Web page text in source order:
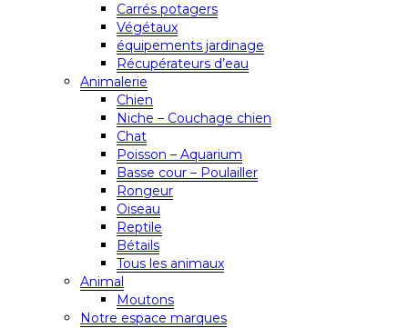
Carrés potagers
Végétaux
équipements jardinage
Récupérateurs d’eau
Animalerie
Chien
Niche – Couchage chien
Chat
Poisson – Aquarium
Basse cour – Poulailler
Rongeur
Oiseau
Reptile
Bétails
Tous les animaux
Animal
Moutons
Notre espace marques